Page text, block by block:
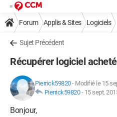
Forum Applis & Sites Logiciels
Sujet Précédent
Récupérer logiciel
Pierrick59820- Modifié le 15
Pierrick59820- 15 sept.
Bonjour,